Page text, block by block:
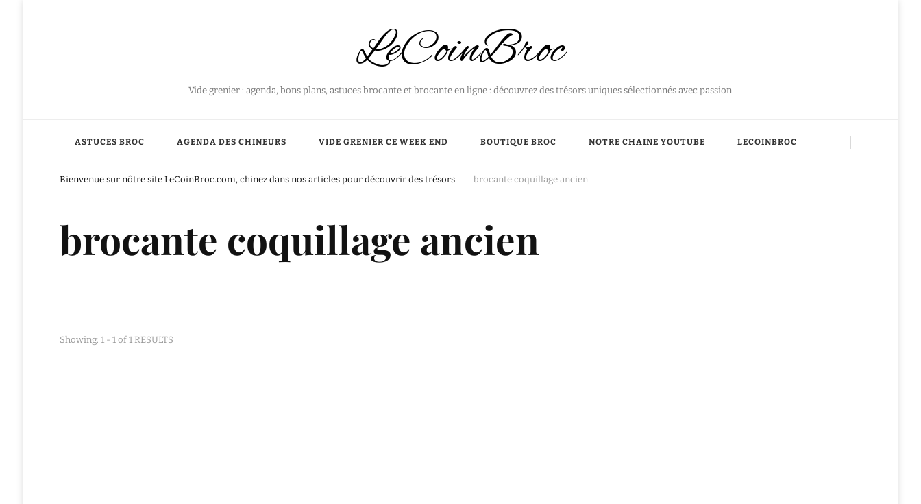
LeCoinBroc
Vide grenier : agenda, bons plans, astuces brocante et brocante en ligne : découvrez des trésors uniques sélectionnés avec passion
ASTUCES BROC AGENDA DES CHINEURS VIDE GRENIER CE WEEK END BOUTIQUE BROC NOTRE CHAINE YOUTUBE LECOINBROC
Bienvenue sur nôtre site LeCoinBroc.com, chinez dans nos articles pour découvrir des trésors brocante coquillage ancien
brocante coquillage ancien
Showing: 1 - 1 of 1 RESULTS